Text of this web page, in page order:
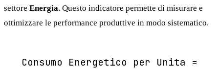
settore Energia. Questo indicatore permette di misurare e
ottimizzare le performance produttive in modo sistematico.
Consumo Energetico per Unita =